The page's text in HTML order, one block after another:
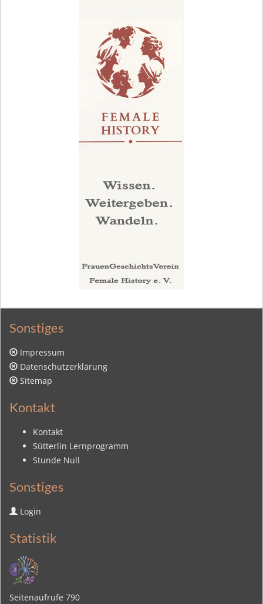
Sonstiges
Impressum
Datenschutzerklärung
Sitemap
Kontakt
Kontakt
Sütterlin Lernprogramm
Stunde Null
Sonstiges
Login
Statistik
Seitenaufrufe 790